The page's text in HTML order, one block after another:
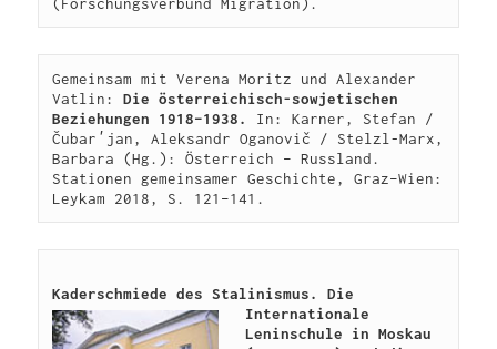
Gemeinsam mit Verena Moritz und Alexander
Vatlin: Die österreichisch-sowjetischen
Beziehungen 1918–1938.
In: Karner, Stefan /
Čubarʹjan, Aleksandr Oganovič / Stelzl-Marx,
Barbara (Hg.): Österreich – Russland.
Stationen gemeinsamer Geschichte, Graz–Wien:
Leykam 2018, S. 121–141.
Kaderschmiede des Stalinismus. Die
Internationale
Leninschule in Moskau